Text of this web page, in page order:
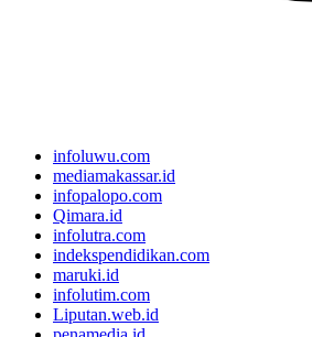
infoluwu.com
mediamakassar.id
infopalopo.com
Qimara.id
infolutra.com
indekspendidikan.com
maruki.id
infolutim.com
Liputan.web.id